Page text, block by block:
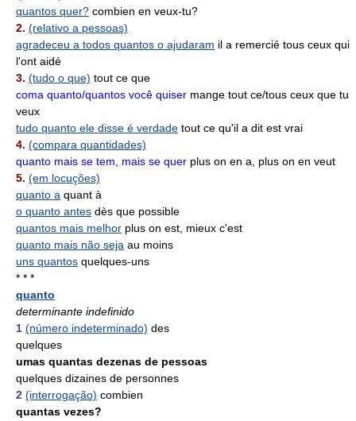
quantos quer? combien en veux-tu?
2. (relativo a pessoas)
agradeceu a todos quantos o ajudaram il a remercié tous ceux qui
l'ont aidé
3. (tudo o que) tout ce que
coma quanto/quantos você quiser mange tout ce/tous ceux que tu
veux
tudo quanto ele disse é verdade tout ce qu'il a dit est vrai
4. (compara quantidades)
quanto mais se tem, mais se quer plus on en a, plus on en veut
5. (em locuções)
quanto a quant à
o quanto antes dès que possible
quantos mais melhor plus on est, mieux c'est
quanto mais não seja au moins
uns quantos quelques-uns
* * *
quanto
determinante indefinido
1 (número indeterminado) des
quelques
umas quantas dezenas de pessoas
quelques dizaines de personnes
2 (interrogação) combien
quantas vezes?